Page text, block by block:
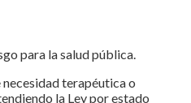
para la salud pública.
necesidad terapéutica o
la Ley por estado